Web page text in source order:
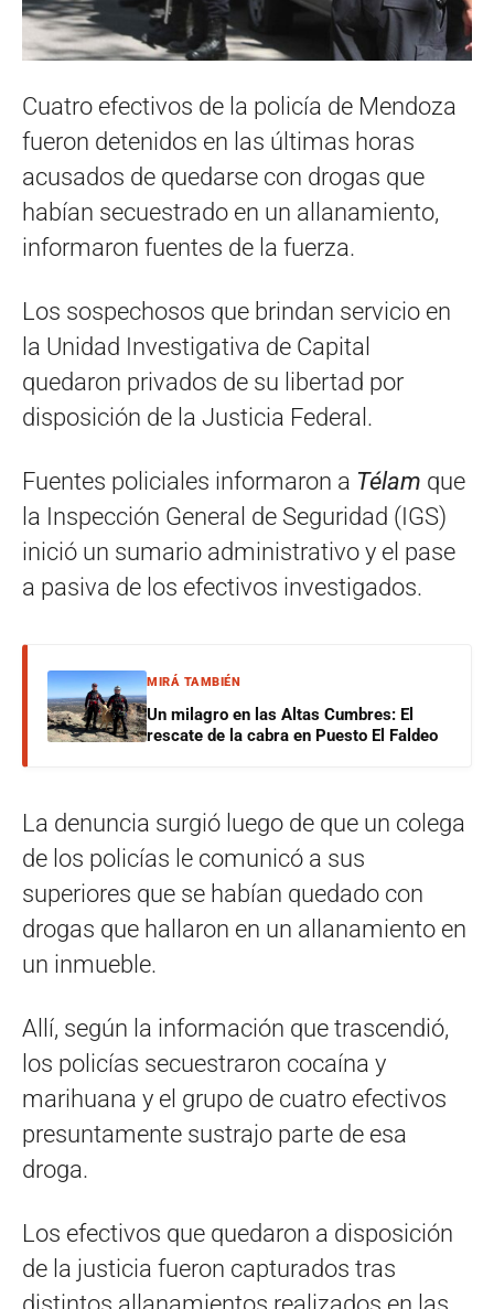
Cuatro efectivos de la policía de Mendoza
fueron detenidos en las últimas horas
acusados de quedarse con drogas que
habían secuestrado en un allanamiento,
informaron fuentes de la fuerza.
Los sospechosos que brindan servicio en
la Unidad Investigativa de Capital
quedaron privados de su libertad por
disposición de la Justicia Federal.
Fuentes policiales informaron a Télam que
la Inspección General de Seguridad (IGS)
inició un sumario administrativo y el pase
a pasiva de los efectivos investigados.
MIRÁ TAMBIÉN
Un milagro en las Altas Cumbres: El
rescate de la cabra en Puesto El Faldeo
La denuncia surgió luego de que un colega
de los policías le comunicó a sus
superiores que se habían quedado con
drogas que hallaron en un allanamiento en
un inmueble.
Allí, según la información que trascendió,
los policías secuestraron cocaína y
marihuana y el grupo de cuatro efectivos
presuntamente sustrajo parte de esa
droga.
Los efectivos que quedaron a disposición
de la justicia fueron capturados tras